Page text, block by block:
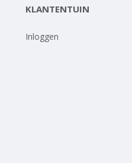
KLANTENTUIN
Inloggen